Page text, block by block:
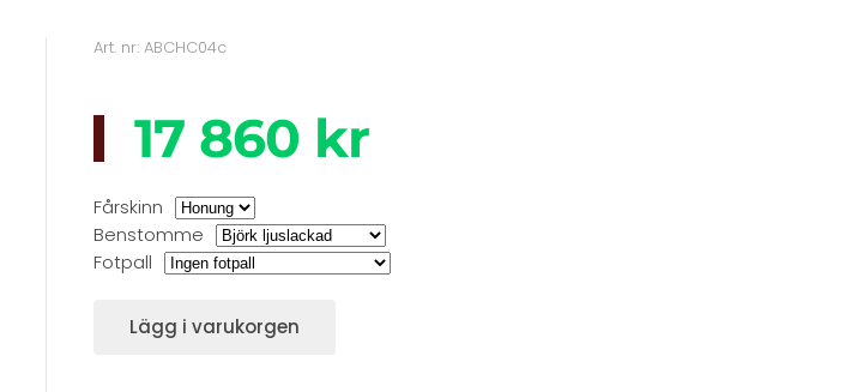
Art. nr: ABCHC04c
17 860 kr
Fårskinn
Benstomme
Fotpall
Lägg i varukorgen